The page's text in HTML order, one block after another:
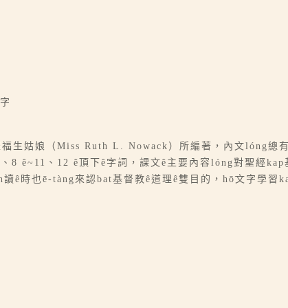
生姑娘（Miss Ruth L. Nowack）所編著，內文lóng總
8 ê~11、12 ê頂下ê字詞，課文ê主要內容lóng對聖經
ê時也ē-tàng來認bat基督教ê道理ê雙目的，hō͘文字學習